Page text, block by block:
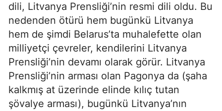
dili, Litvanya Prensliği’nin resmi dili oldu. Bu
nedenden ötürü hem bugünkü Litvanya
hem de şimdi Belarus’ta muhalefette olan
milliyetçi çevreler, kendilerini Litvanya
Prensliği’nin devamı olarak görür. Litvanya
Prensliği’nin arması olan Pagonya da (şaha
kalkmış at üzerinde elinde kılıç tutan
şövalye arması), bugünkü Litvanya’nın